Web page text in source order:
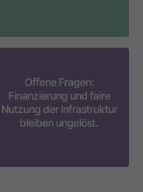
Offene Fragen:
Finanzierung und faire
Nutzung der Infrastruktur
bleiben ungelöst.